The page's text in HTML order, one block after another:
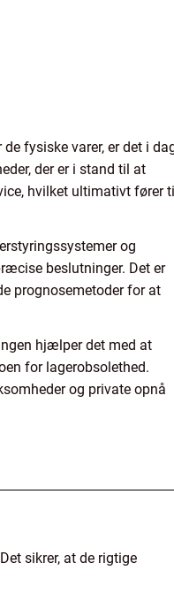
fysiske varer, er det i
der er i stand til at
hvilket ultimativt fører til
og
beslutninger. Det er
prognosemetoder for at
hjælper det med at
for lagerobsolethed.
og private opnå
sikrer, at de rigtige